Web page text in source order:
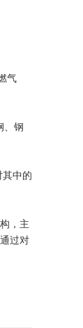
气
、钢
中的
，主
过对